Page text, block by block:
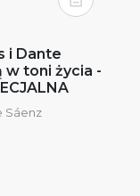
i Dante
w toni życia -
Sáenz